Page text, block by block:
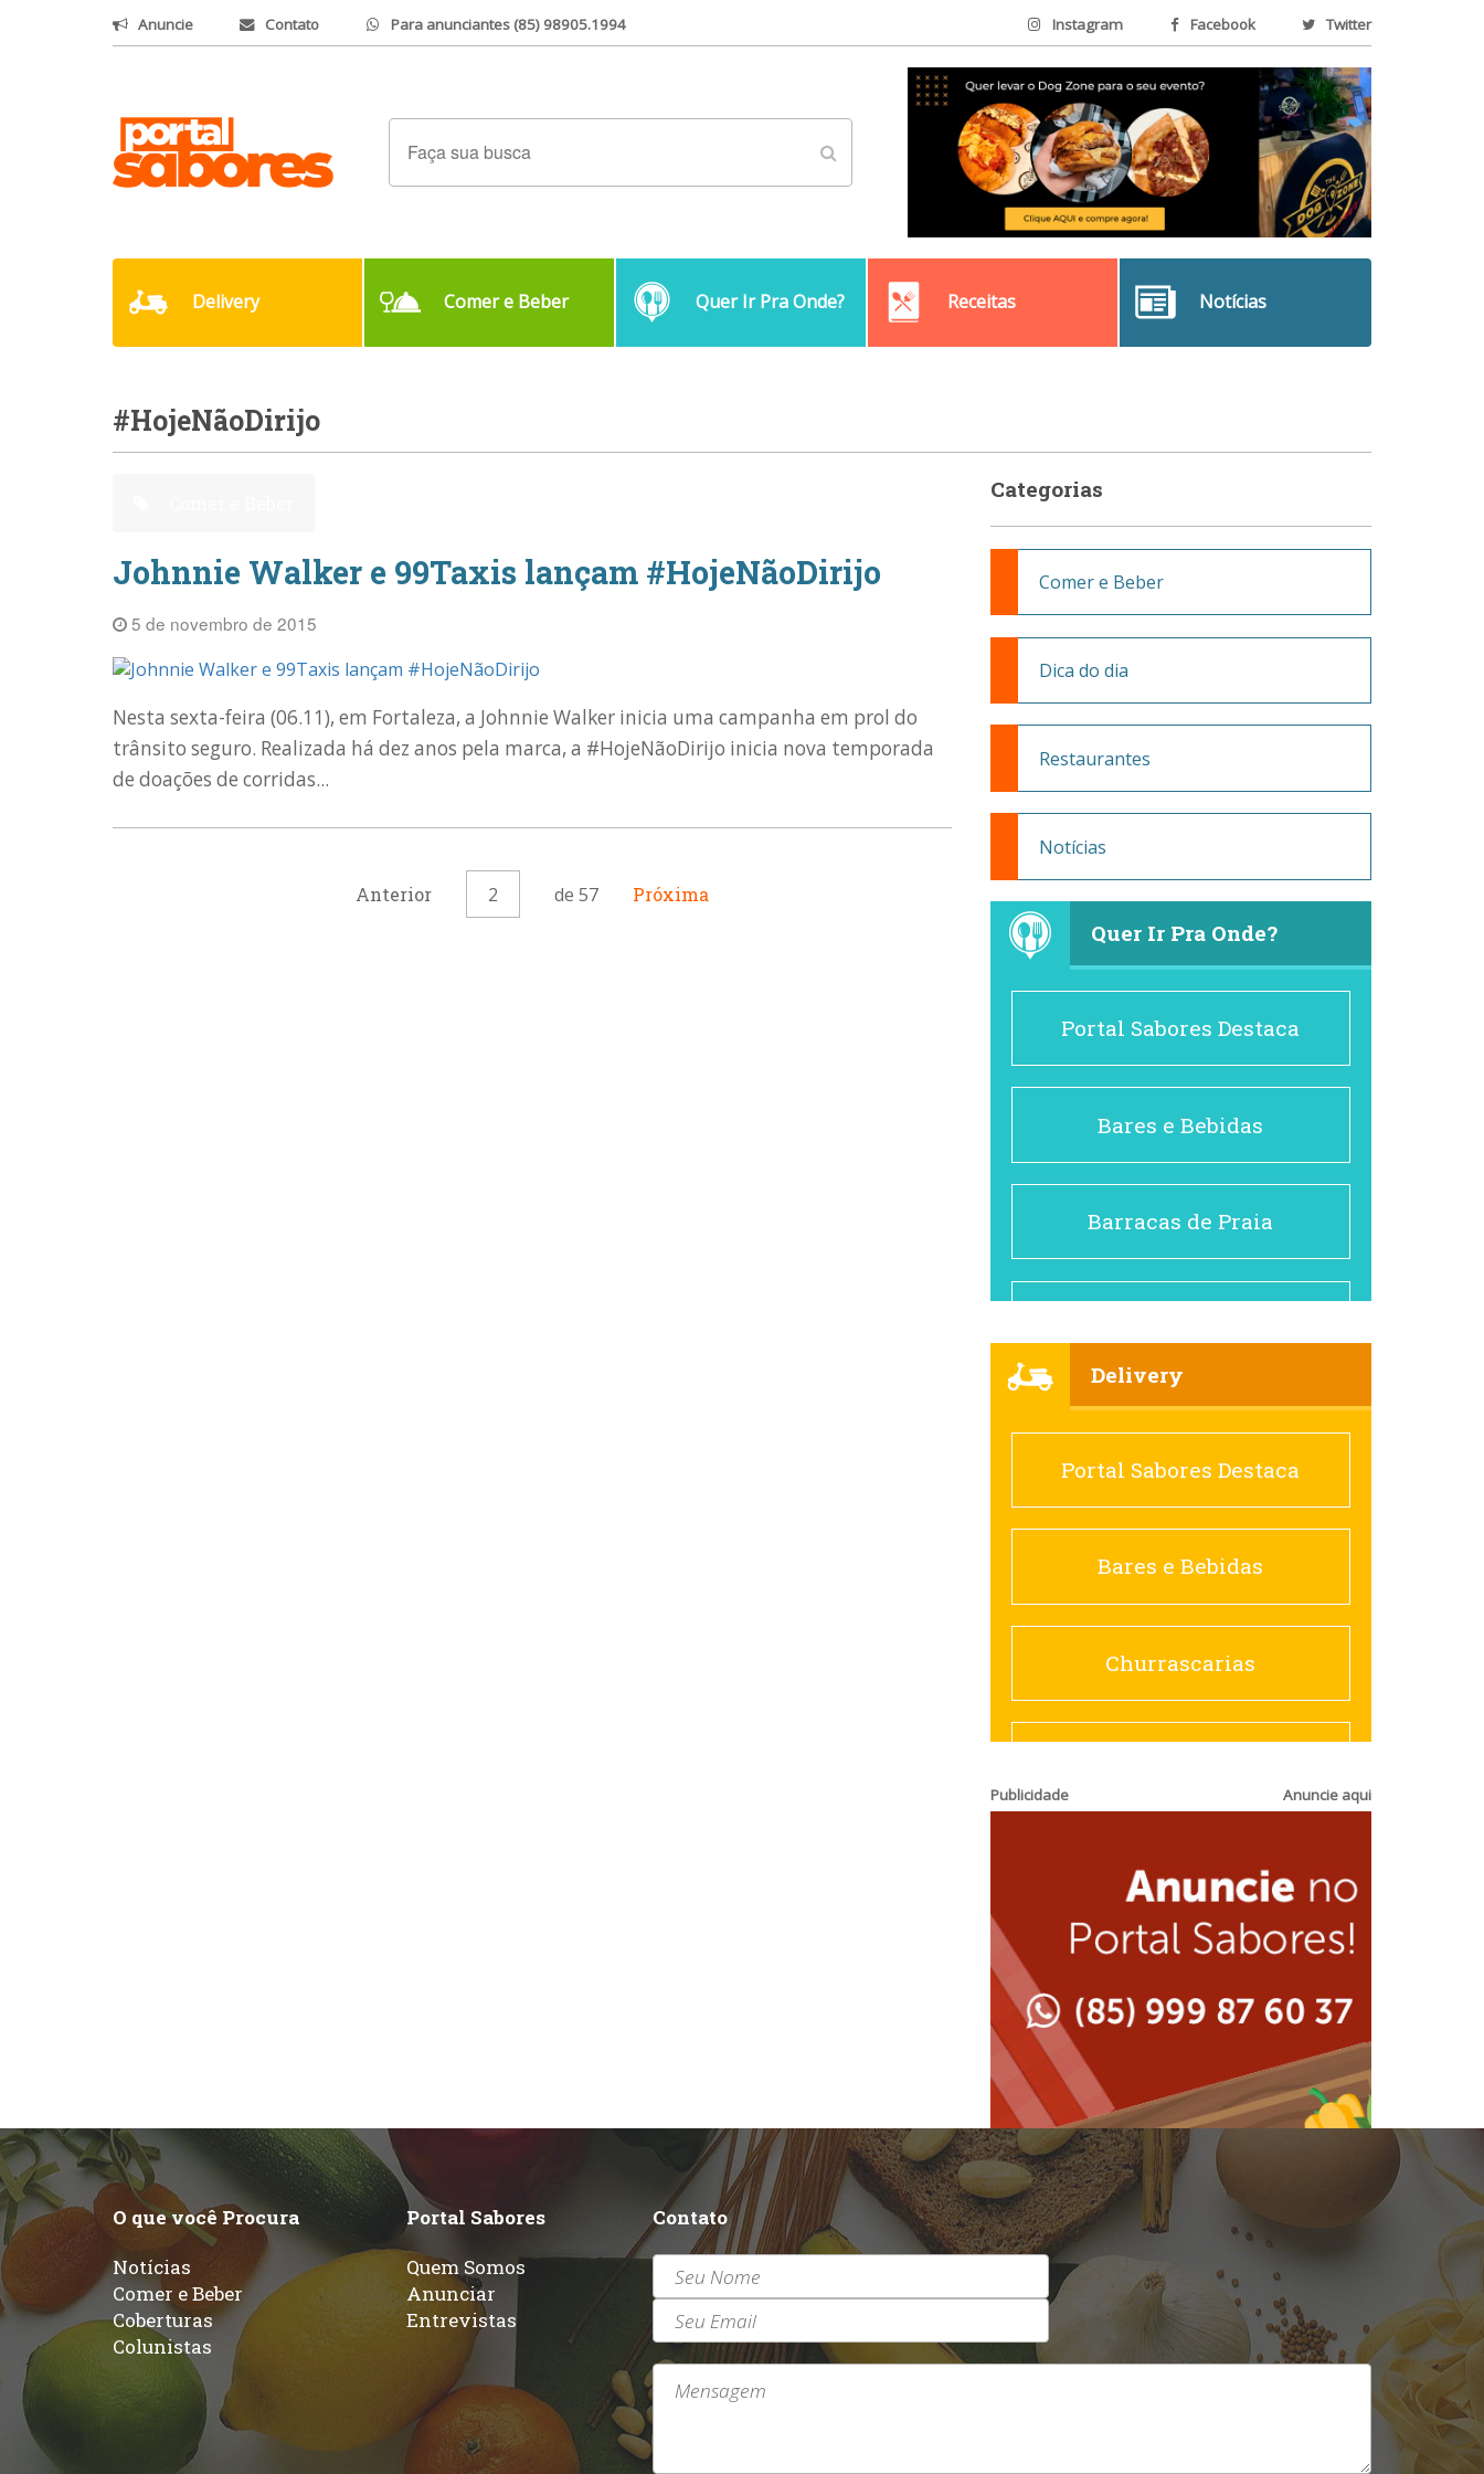
Anuncie Contato Para anunciantes (85) 98905.1994 Instagram Facebook Twitter
Delivery Comer e Beber Quer Ir Pra Onde? Receitas Notícias
#HojeNãoDirijo
Johnnie Walker e 99Taxis lançam #HojeNãoDirijo
5 de novembro de 2015
Nesta sexta-feira (06.11), em Fortaleza, a Johnnie Walker inicia uma campanha em prol do
trânsito seguro. Realizada há dez anos pela marca, a #HojeNãoDirijo inicia nova temporada
de doações de corridas...
Anterior 2 de 57 Próxima
Categorias
Comer e Beber
Dica do dia
Restaurantes
Notícias
Quer Ir Pra Onde?
Portal Sabores Destaca
Bares e Bebidas
Barracas de Praia
Cafés
Churrascarias
Comida saudável
Contemporânea
Espanhola
Francesa
Hamburguerias e
Sanduicherias
Internacional
Japonesa e Oriental
Delivery
Portal Sabores Destaca
Bares e Bebidas
Churrascarias
Sanduicherias
Lanchonetes
Massas
Padarias e Confeitarias
Peixes e Frutos do Mar
Pizzarias
Publicidade Anuncie aqui
O que você Procura
Notícias
Comer e Beber
Coberturas
Colunistas
Portal Sabores
Quem Somos
Anunciar
Entrevistas
Contato